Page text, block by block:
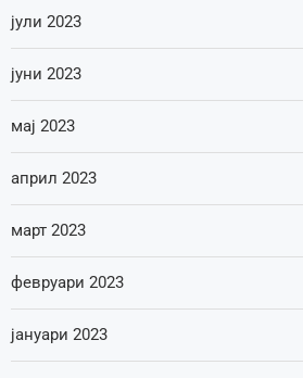
јули 2023
јуни 2023
мај 2023
април 2023
март 2023
февруари 2023
јануари 2023